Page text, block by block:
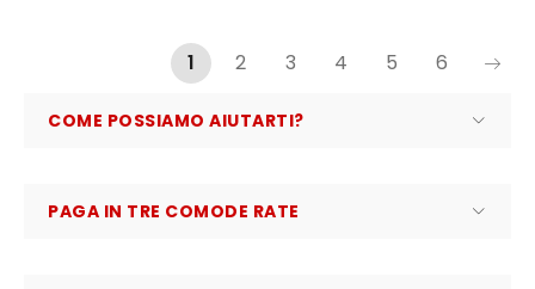
1 2 3 4 5 6
COME POSSIAMO AIUTARTI?
PAGA IN TRE COMODE RATE